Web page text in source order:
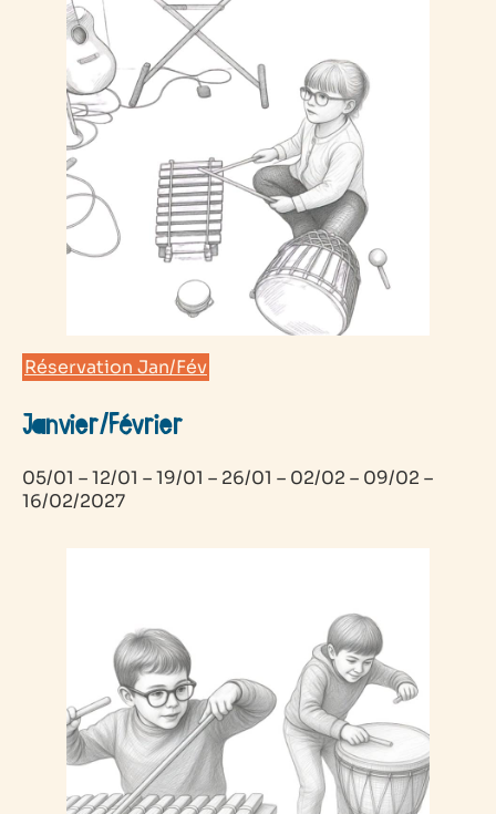
Réservation Jan/Fév
Janvier/Février
05/01 – 12/01 – 19/01 – 26/01 – 02/02 – 09/02 –
16/02/2027